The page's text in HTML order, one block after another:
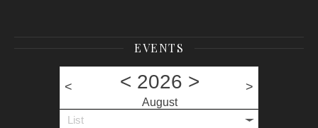
EVENTS
< < 2026 >
August
>
List